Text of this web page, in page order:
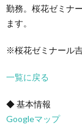
勤務。桜花ゼミナ
ます。
※桜花ゼミナール
一覧に戻る
◆ 基本情報
Googleマップ